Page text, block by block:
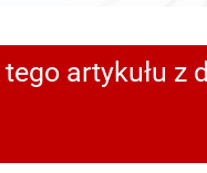
artykułu z